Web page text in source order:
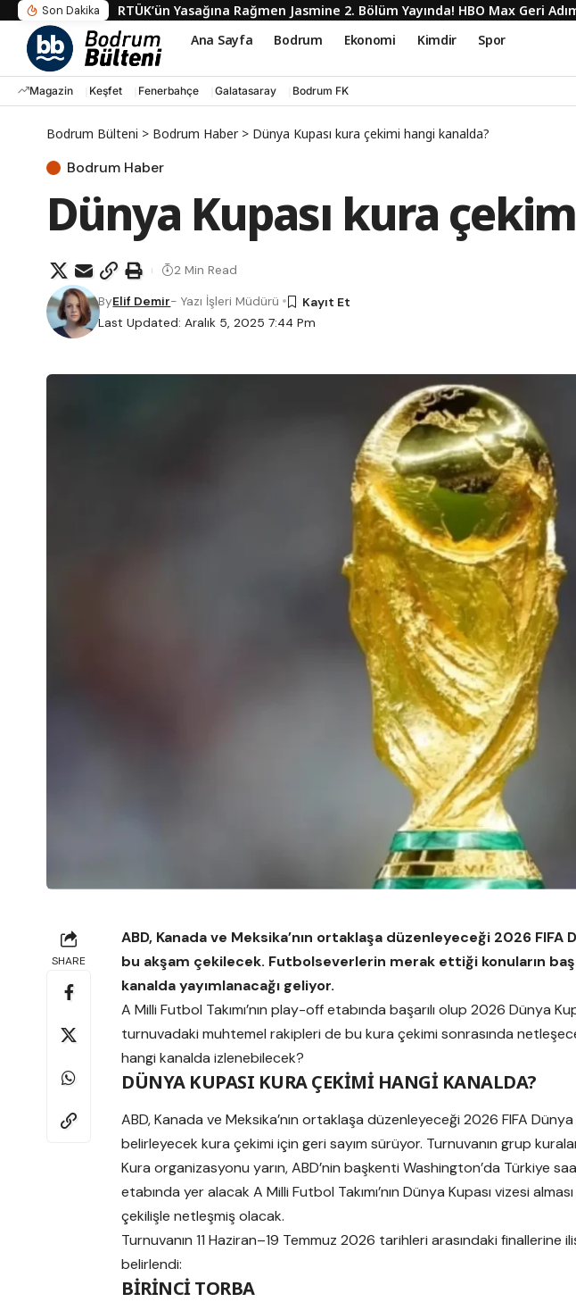
Son Dakika
RTÜK’ün Yasağına Rağmen Jasmine 2. Bölüm Yayında! HBO Max Geri
Ana Sayfa
Bodrum Ekonomi Kimdir Spor
Magazin Keşfet Fenerbahçe Galatasaray Bodrum FK
Bodrum Bülteni > Bodrum Haber> Dünya Kupası kura çekimi hangi kanalda?
Bodrum Haber
Dünya Kupası kura
Last Updated: Aralık 5, 2025 7:44 Pm
ByElif Demir- Yazı İşleri Müdürü
2 Min Read
SHARE
ABD, Kanada ve Meksika’nın ortaklaşa düzenleyeceği 2026 FIFA
bu akşam çekilecek. Futbolseverlerin merak ettiği konuların
kanalda yayımlanacağı geliyor.
A Milli Futbol Takımı’nın play-off etabında başarılı olup 2026 Dünya
turnuvadaki muhtemel rakipleri de bu kura çekimi sonrasında
hangi kanalda izlenebilecek?
DÜNYA KUPASI KURA ÇEKİMİ HANGİ KANALDA?
ABD, Kanada ve Meksika’nın ortaklaşa düzenleyeceği 2026 FIFA
belirleyecek kura çekimi için geri sayım sürüyor. Turnuvanın grup
Kura organizasyonu yarın, ABD’nin başkenti Washington’da Türkiye
etabında yer alacak A Milli Futbol Takımı’nın Dünya Kupası vizesi
çekilişle netleşmiş olacak.
Turnuvanın 11 Haziran–19 Temmuz 2026 tarihleri arasındaki finallerine
belirlendi:
BİRİNCİ TORBA